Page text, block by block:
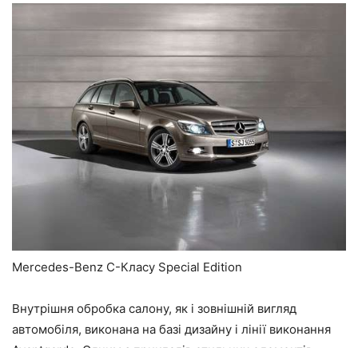
Mercedes-Benz C-Класу Special Edition
Внутрішня обробка салону, як і зовнішній вигляд
автомобіля, виконана на базі дизайну і лінії виконання